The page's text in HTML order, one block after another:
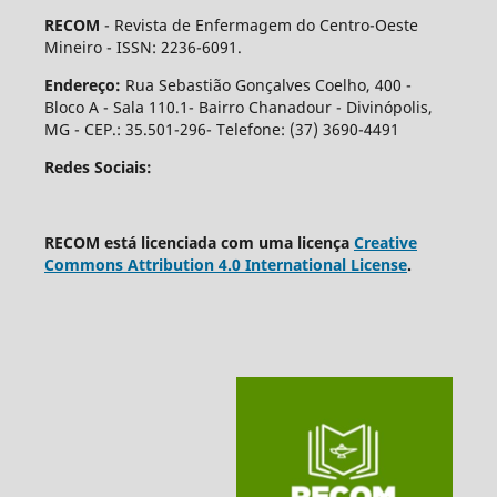
RECOM - Revista de Enfermagem do Centro-Oeste
Mineiro - ISSN: 2236-6091.
Endereço: Rua Sebastião Gonçalves Coelho, 400 -
Bloco A - Sala 110.1- Bairro Chanadour - Divinópolis,
MG - CEP.: 35.501-296- Telefone: (37) 3690-4491
Redes Sociais:
RECOM está licenciada com uma licença Creative
Commons Attribution 4.0 International License.